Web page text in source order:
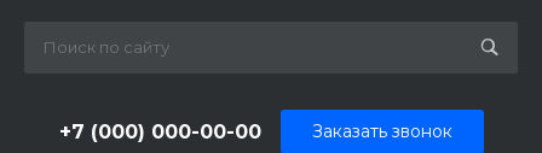
+7 (000) 000-00-00 Заказать звонок